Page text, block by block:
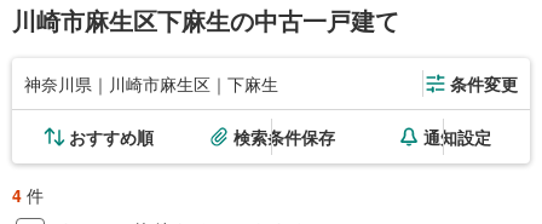
川崎市麻生区下麻生の中古一戸建て
神奈川県｜川崎市麻生区｜下麻生 条件変更
おすすめ順 検索条件保存 通知設定
4 件